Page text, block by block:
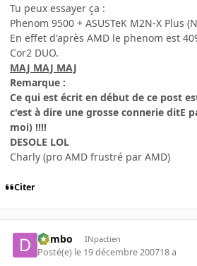
Tu peux essayer ça :
Phenom 9500 + ASUSTeK M2N-X Plus
En effet d'après AMD le phenom est
Cor2 DUO.
MAJ MAJ MAJ
Remarque :
Ce qui est écrit en début de ce post
c'est à dire une grosse connerie ditE
moi) !!!!
DESOLE LOL
Charly (pro AMD frustré par AMD)
Citer
dumbo INpactien
Posté(e) le 19 décembre 200718 a